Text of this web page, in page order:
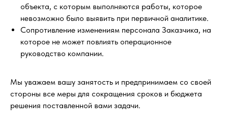
объекта, с которым выполняются работы, которое
невозможно было выявить при первичной аналитике.
Сопротивление изменениям персонала Заказчика, на
которое не может повлиять операционное
руководство компании.
Мы уважаем вашу занятость и предпринимаем со своей
стороны все меры для сокращения сроков и бюджета
решения поставленной вами задачи.